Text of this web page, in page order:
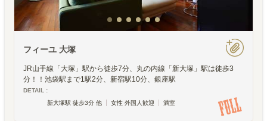
フィーユ 大塚
JR山手線「大塚」駅から徒歩7分、丸の内線「新大塚」駅は徒歩3
分！！池袋駅まで1駅2分、新宿駅10分、銀座駅
DETAIL :
新大塚駅 徒歩3分 他
女性 外国人歓迎 満室